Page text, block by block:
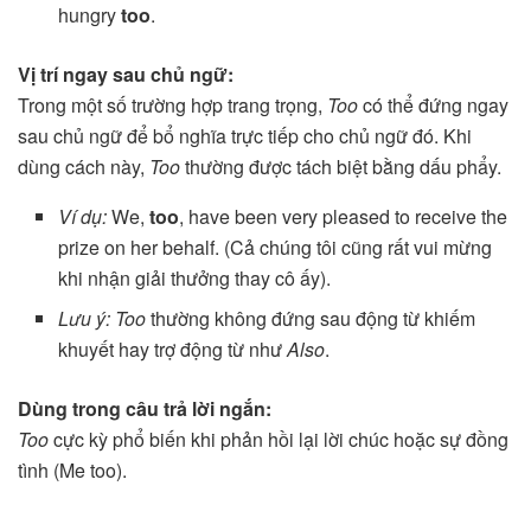
hungrytoo.
Vị trí ngay sau chủ ngữ:
Trong một số trường hợp trang trọng, Toocó thể đứng ngay
sau chủ ngữ để bổ nghĩa trực tiếp cho chủ ngữ đó. Khi
dùng cách này, Toothường được tách biệt bằng dấu phẩy.
Ví dụ:We,too, have been very pleased to receive the
prize on her behalf. (Cả chúng tôi cũng rất vui mừng
khi nhận giải thưởng thay cô ấy).
Lưu ý: Toothường không đứng sau động từ khiếm
khuyết hay trợ động từ nhưAlso.
Dùng trong câu trả lời ngắn:
Toocực kỳ phổ biến khi phản hồi lại lời chúc hoặc sự đồng
tình (Me too).